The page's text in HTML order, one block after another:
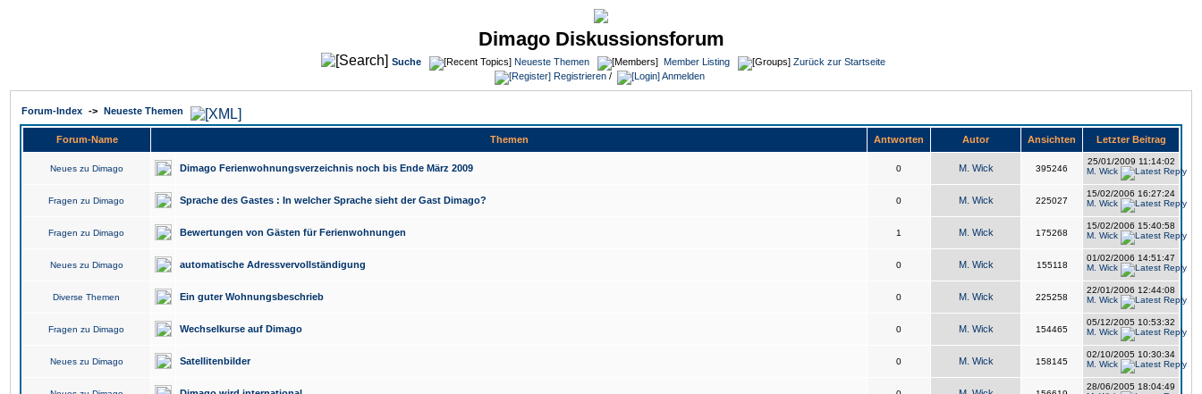
Dimago Diskussionsforum
Suche Neueste Themen Member Listing
Zurück zur Startseite
Registrieren / Anmelden
Forum-Index -> Neueste Themen
Forum-Name Themen Antworten Autor Ansichten Letzter Beitrag
Neues zu Dimago Dimago Ferienwohnungsverzeichnis noch bis Ende März 2009 0 M. Wick 395246
25/01/2009 11:14:02
M. Wick
Fragen zu Dimago Sprache des Gastes : In welcher Sprache sieht der Gast Dimago? 0 M. Wick 225027
15/02/2006 16:27:24
M. Wick
Fragen zu Dimago Bewertungen von Gästen für Ferienwohnungen 1 M. Wick 175268
15/02/2006 15:40:58
M. Wick
Neues zu Dimago automatische Adressvervollständigung 0 M. Wick 155118
01/02/2006 14:51:47
M. Wick
Diverse Themen Ein guter Wohnungsbeschrieb 0 M. Wick 225258
22/01/2006 12:44:08
M. Wick
Fragen zu Dimago Wechselkurse auf Dimago 0 M. Wick 154465
05/12/2005 10:53:32
M. Wick
Neues zu Dimago Satellitenbilder 0 M. Wick 158145
02/10/2005 10:30:34
M. Wick
28/06/2005 18:04:49